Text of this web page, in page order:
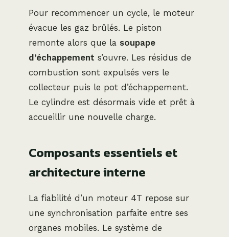
Pour recommencer un cycle, le moteur
évacue les gaz brûlés. Le piston
remonte alors que la soupape
d’échappement s’ouvre. Les résidus de
combustion sont expulsés vers le
collecteur puis le pot d’échappement.
Le cylindre est désormais vide et prêt à
accueillir une nouvelle charge.
Composants essentiels et
architecture interne
La fiabilité d’un moteur 4T repose sur
une synchronisation parfaite entre ses
organes mobiles. Le système de